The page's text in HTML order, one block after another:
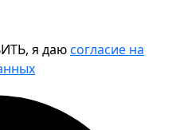
я даюсогласие на